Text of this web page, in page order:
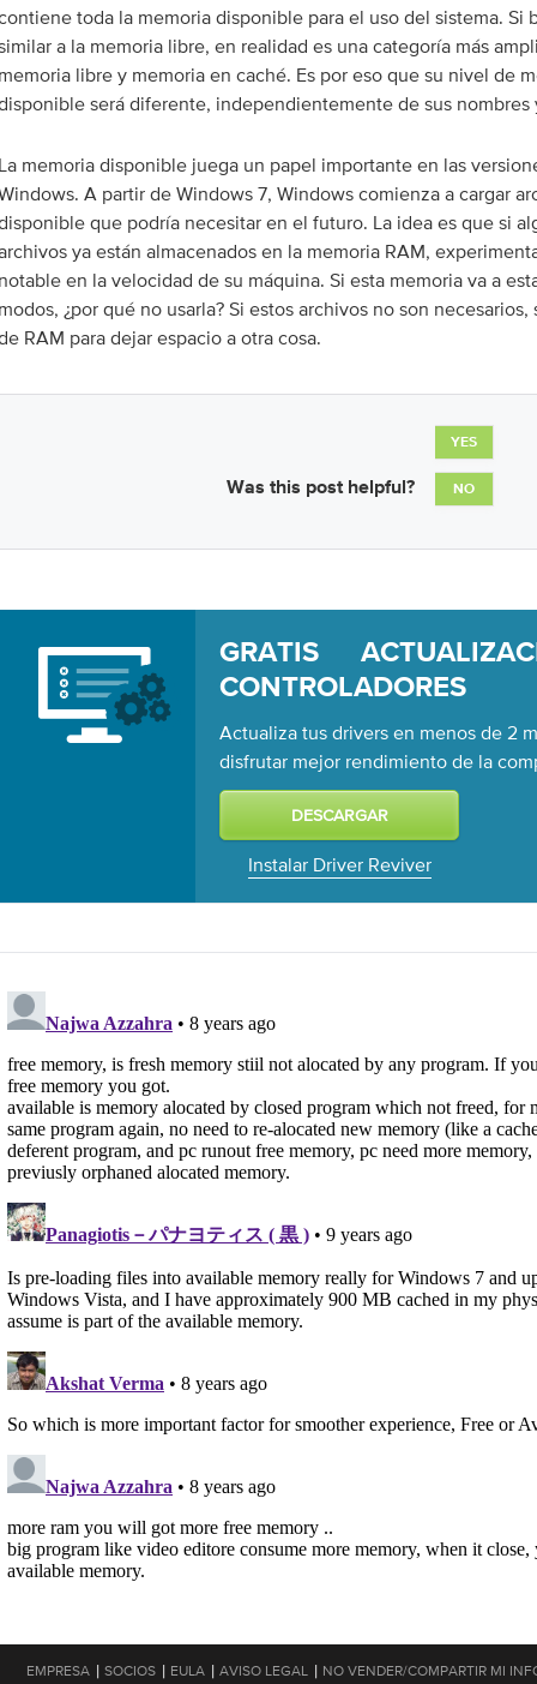
toda la memoria disponible para el uso del sistema. Si
a la memoria libre, en realidad es una categoría más
libre y memoria en caché. Es por eso que su nivel de
será diferente, independientemente de sus nombres
memoria disponible juega un papel importante en las
A partir de Windows 7, Windows comienza a cargar
que podría necesitar en el futuro. La idea es que si
ya están almacenados en la memoria RAM,
en la velocidad de su máquina. Si esta memoria va a
¿por qué no usarla? Si estos archivos no son
RAM para dejar espacio a otra cosa.
Was this post helpful?
YES
NO
GRATIS
CONTROLADORES
Actualiza tus drivers en menos de 2
disfrutar mejor rendimiento de la
Instalar Driver Reviver
EMPRESA | SOCIOS | EULA | AVISO LEGAL | NO VENDER/COMPARTIR MI